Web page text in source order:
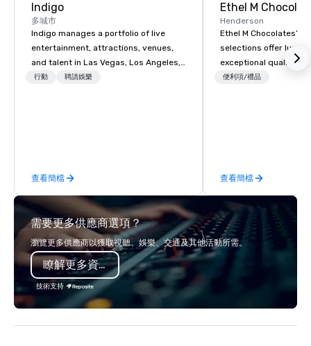
Indigo
多城市
Indigo manages a portfolio of live
entertainment, attractions, venues,
and talent in Las Vegas, Los Angeles,
and Atlantic City. We specialize in
direct line of communication, and
unparalleled customer service.
行動 聘請娛樂
查看簡檔
Ethel M
Henderson
Ethel M Chocolates’
selections offer
exceptional quality,
ideal choice for
celebrating a
chocolate box from
Chocolates leaves a
impression. We also
sleeves for our
you to create a truly
便利項/禮品
查看簡檔
需要更多供應商選項？
瀏覽更多供應商以獲取視聽、娛樂、交通及其他活動所需。
瞭解更多資訊
技術支持